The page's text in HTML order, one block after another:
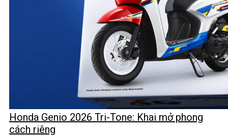
Honda Genio 2026 Tri-Tone: Khai mở phong
cách riêng